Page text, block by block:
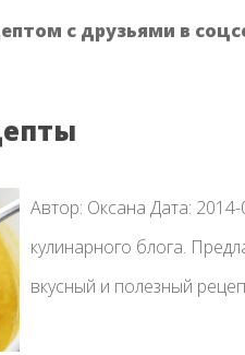
с друзьями в
Автор: Оксана Дата:
кулинарного блога.
вкусный и полезный